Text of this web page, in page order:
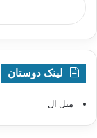
لینک دوستان
مبل ال